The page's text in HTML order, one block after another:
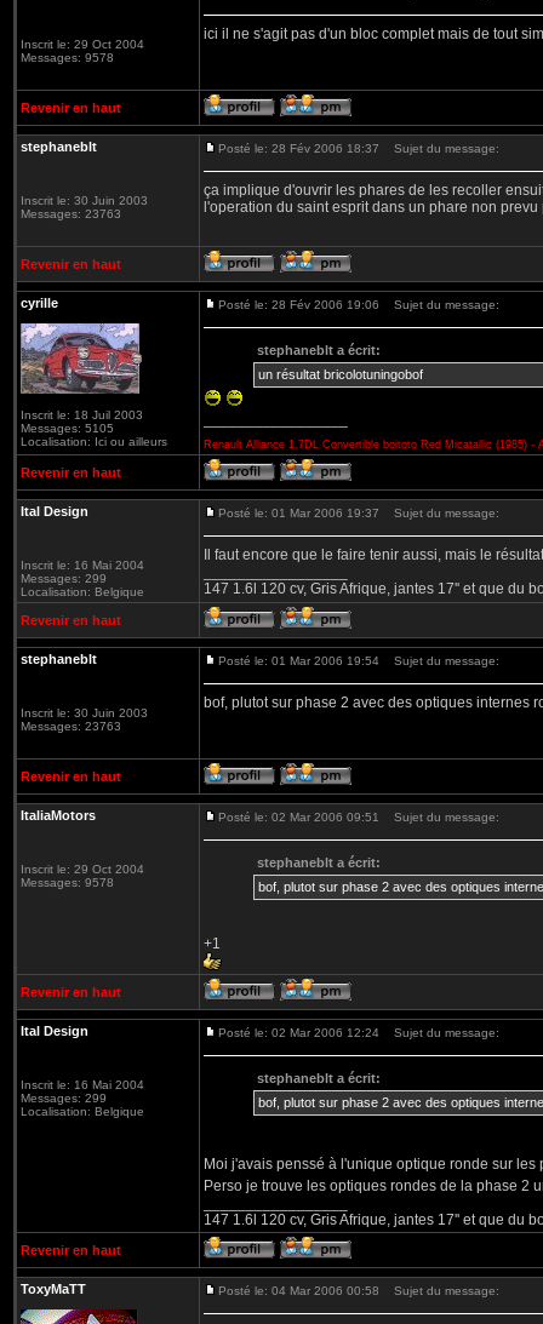
Inscrit le: 29 Oct 2004
Messages: 9578
ici il ne s'agit pas d'un bloc complet mais de tout
Revenir en haut
stephaneblt
Inscrit le: 30 Juin 2003
Messages: 23763
Posté le: 28 Fév 2006 18:37 Sujet du message:
ça implique d'ouvrir les phares de les recoller
l'operation du saint esprit dans un phare non prevu
Revenir en haut
cyrille
Inscrit le: 18 Juil 2003
Messages: 5105
Localisation: Ici ou ailleurs
Posté le: 28 Fév 2006 19:06 Sujet du message:
stephaneblt a écrit:
un résultat bricolotuningobof
Renault Alliance 1.7DL Convertible boitoto Red Micatallic (1985) -
Revenir en haut
Ital Design
Inscrit le: 16 Mai 2004
Messages: 299
Localisation: Belgique
Posté le: 01 Mar 2006 19:37 Sujet du message:
Il faut encore que le faire tenir aussi, mais le
147 1.6l 120 cv, Gris Afrique, jantes 17'' et que du
Revenir en haut
stephaneblt
Inscrit le: 30 Juin 2003
Messages: 23763
Posté le: 01 Mar 2006 19:54 Sujet du message:
bof, plutot sur phase 2 avec des optiques internes
Revenir en haut
ItaliaMotors
Inscrit le: 29 Oct 2004
Messages: 9578
Posté le: 02 Mar 2006 09:51 Sujet du message:
stephaneblt a écrit:
bof, plutot sur phase 2 avec des optiques
+1
Revenir en haut
Ital Design
Inscrit le: 16 Mai 2004
Messages: 299
Localisation: Belgique
Posté le: 02 Mar 2006 12:24 Sujet du message:
stephaneblt a écrit:
bof, plutot sur phase 2 avec des optiques
Moi j'avais penssé à l'unique optique ronde sur
Perso je trouve les optiques rondes de la phase 2
147 1.6l 120 cv, Gris Afrique, jantes 17'' et que du
Revenir en haut
ToxyMaTT Posté le: 04 Mar 2006 00:58 Sujet du message: